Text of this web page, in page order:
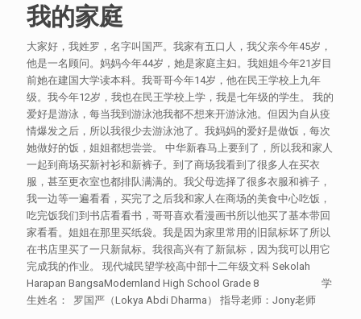
我的家庭
大家好，我姓罗，名字叫国严。我家有五口人，我父亲今年45岁，
他是一名顾问。妈妈今年44岁，她是家庭主妇。我姐姐今年21岁目
前她在建国大学读本科。我哥哥今年14岁，他在民王学校上九年
级。我今年12岁，我也在民王学校上学，我是七年级的学生。 我的
爱好是游泳，每当我到游泳池我都不想来开游泳池。但因为自从疫
情爆发之后，所以我很少去游泳池了。我妈妈的爱好是做饭，每次
她做好的饭，姐姐都想尝尝。 中华新春马上要到了，所以我和家人
一起到商场买新衬衫和新裤子。到了商场我看到了很多人在买衣
服，甚至更衣室也都排队满满的。我父母选择了很多衣服和裤子，
我一边等一遍看看，买完了之后我和家人在商场的美食中心吃饭，
吃完饭我们到书店看看书，哥哥喜欢看漫画书所以他买了基本带回
家看看。姐姐在那里买纸袋。我是因为家里常用的旧鼠标坏了所以
在书店里买了一只新鼠标。我很高兴有了新鼠标，因为我可以用它
完成我的作业。 现代城民望学校高中部十二年级文科 Sekolah
Harapan BangsaModernland High School Grade 8 学
生姓名： 罗国严（Lokya Abdi Dharma） 指导老师：Jony老师